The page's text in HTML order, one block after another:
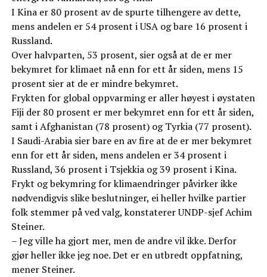
I Kina er 80 prosent av de spurte tilhengere av dette,
mens andelen er 54 prosent i USA og bare 16 prosent i
Russland.
Over halvparten, 53 prosent, sier også at de er mer
bekymret for klimaet nå enn for ett år siden, mens 15
prosent sier at de er mindre bekymret.
Frykten for global oppvarming er aller høyest i øystaten
Fiji der 80 prosent er mer bekymret enn for ett år siden,
samt i Afghanistan (78 prosent) og Tyrkia (77 prosent).
I Saudi-Arabia sier bare en av fire at de er mer bekymret
enn for ett år siden, mens andelen er 34 prosent i
Russland, 36 prosent i Tsjekkia og 39 prosent i Kina.
Frykt og bekymring for klimaendringer påvirker ikke
nødvendigvis slike beslutninger, ei heller hvilke partier
folk stemmer på ved valg, konstaterer UNDP-sjef Achim
Steiner.
– Jeg ville ha gjort mer, men de andre vil ikke. Derfor
gjør heller ikke jeg noe. Det er en utbredt oppfatning,
mener Steiner.